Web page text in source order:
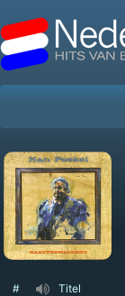
# Titel